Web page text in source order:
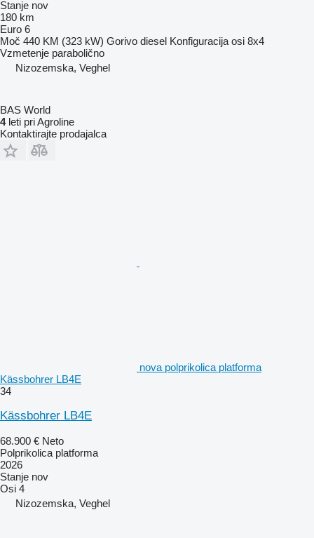
Stanje nov
180 km
Euro 6
Moč 440 KM (323 kW) Gorivo diesel Konfiguracija osi 8x4
Vzmetenje parabolično
Nizozemska, Veghel
BAS World
4leti pri Agroline
Kontaktirajte prodajalca
nova polprikolica platforma
Kässbohrer LB4E
34
Kässbohrer LB4E
68.900 € Neto
Polprikolica platforma
2026
Stanje nov
Osi 4
Nizozemska, Veghel